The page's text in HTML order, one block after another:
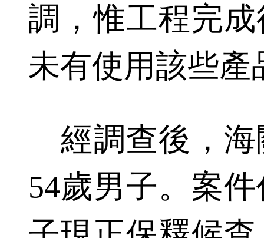
調，惟工程完
未有使用該些產
經調查後，海
54歲男子。案